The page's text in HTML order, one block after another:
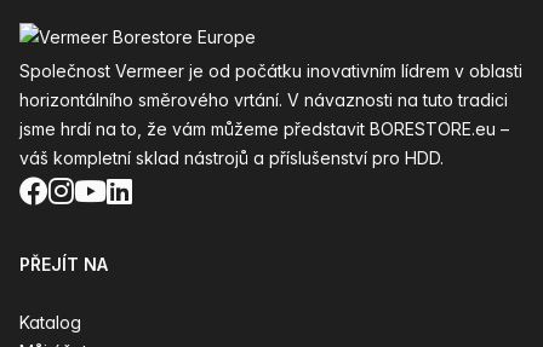
Společnost Vermeer je od počátku inovativním lídrem v oblasti
horizontálního směrového vrtání. V návaznosti na tuto tradici
jsme hrdí na to, že vám můžeme představit BORESTORE.eu –
váš kompletní sklad nástrojů a příslušenství pro HDD.
Facebook
Instagram
YouTube
LinkedIn
PŘEJÍT NA
Katalog